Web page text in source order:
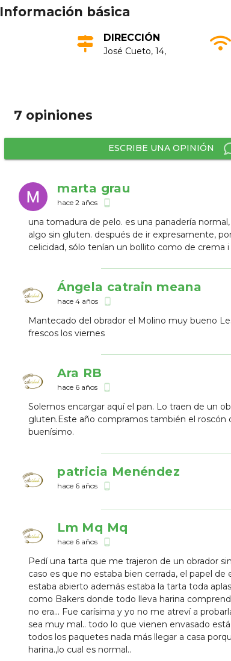
Información básica
DIRECCIÓN
José Cueto, 14,
7 opiniones
ESCRIBE UNA OPINIÓN
marta grau
hace 2 años phone_android
una tomadura de pelo. es una panadería
algo sin gluten. después de ir expresamente,
celicidad, sólo tenían un bollito como de crema
Ángela catrain meana
hace 4 años phone_android
Mantecado del obrador el Molino muy bueno
frescos los viernes
Ara RB
hace 6 años phone_android
Solemos encargar aquí el pan. Lo traen de un
gluten.Este año compramos también el roscón
buenísimo.
patricia Menéndez
hace 6 años phone_android
Lm Mq Mq
hace 6 años phone_android
Pedí una tarta que me trajeron de un obrador
caso es que no estaba bien cerrada, el papel
estaba abierto además estaba la tarta toda
como Bakers donde todo lleva harina
no era... Fue carísima y yo no me atreví a
sea muy mal.. todo lo que vienen envasado
todos los paquetes nada más llegar a casa
harina.,lo cual es normal..